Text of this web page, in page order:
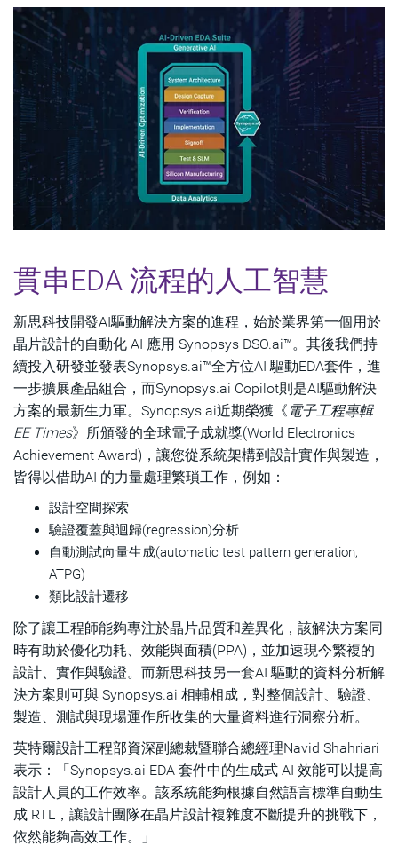
貫串EDA 流程的人工智慧
新思科技開發AI驅動解決方案的進程，始於業界第一個用於
晶片設計的自動化 AI 應用 Synopsys DSO.ai™。其後我們持
續投入研發並發表Synopsys.ai™全方位AI 驅動EDA套件，進
一步擴展產品組合，而Synopsys.ai Copilot則是AI驅動解決
方案的最新生力軍。Synopsys.ai近期榮獲《 電子工程專輯
EE Times》所頒發的全球電子成就獎(World Electronics
Achievement Award)，讓您從系統架構到設計實作與製造，
皆得以借助AI 的力量處理繁瑣工作，例如：
設計空間探索
驗證覆蓋與迴歸(regression)分析
自動測試向量生成(automatic test pattern generation,
ATPG)
類比設計遷移
除了讓工程師能夠專注於晶片品質和差異化，該解決方案同
時有助於優化功耗、效能與面積(PPA)，並加速現今繁複的
設計、實作與驗證。而新思科技另一套AI 驅動的資料分析解
決方案則可與 Synopsys.ai 相輔相成，對整個設計、驗證、
製造、測試與現場運作所收集的大量資料進行洞察分析。
英特爾設計工程部資深副總裁暨聯合總經理Navid Shahriari
表示：「Synopsys.ai EDA 套件中的生成式 AI 效能可以提高
設計人員的工作效率。該系統能夠根據自然語言標準自動生
成 RTL，讓設計團隊在晶片設計複雜度不斷提升的挑戰下，
依然能夠高效工作。」